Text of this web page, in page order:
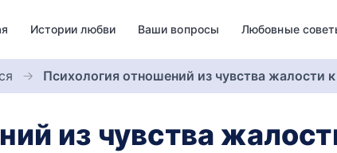
Истории любви Ваши вопросы Любовные
Психология отношений из чувства жалости
из чувства